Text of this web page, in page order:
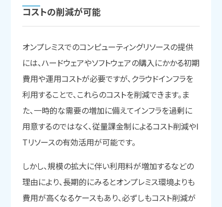
コストの削減が可能
オンプレミスでのコンピューティングリソースの提供
には、ハードウェアやソフトウェアの購入にかかる初期
費用や運用コストが必要ですが、クラウドインフラを
利用することで、これらのコストを削減できます。ま
た、一時的な需要の増加に備えてインフラを過剰に
用意するのではなく、従量課金制によるコスト削減やI
Tリソースの有効活用が可能です。
しかし、規模の拡大に伴い利用料が増加するなどの
理由により、長期的にみるとオンプレミス環境よりも
費用が高くなるケースもあり、必ずしもコスト削減が